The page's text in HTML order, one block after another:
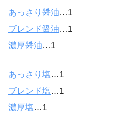
あっさり醤油…1
ブレンド醤油…1
濃厚醤油…1
あっさり塩…1
ブレンド塩…1
濃厚塩…1